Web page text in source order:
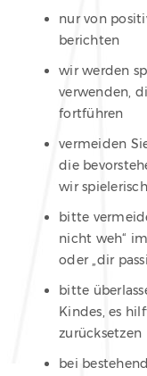
nur von
berichten
wir werden
verwenden,
fortführen
vermeiden
die
wir
bitte
nicht weh“
oder „dir
bitte
Kindes, es
zurücksetzen
bei